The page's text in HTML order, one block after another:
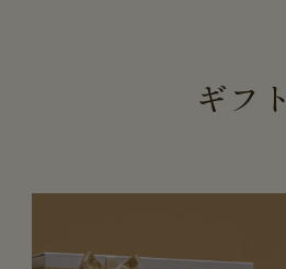
ギフト